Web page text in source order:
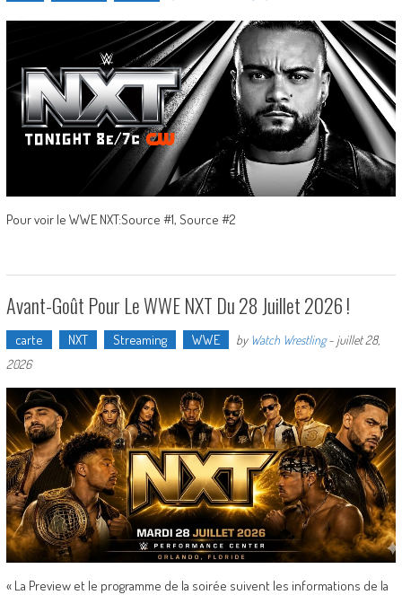
Pour voir le WWE NXT:Source #1, Source #2
Avant-Goût Pour Le WWE NXT Du 28 Juillet 2026 !
carte NXT Streaming WWE by Watch Wrestling- juillet 28,
2026
« La Preview et le programme de la soirée suivent les informations de la